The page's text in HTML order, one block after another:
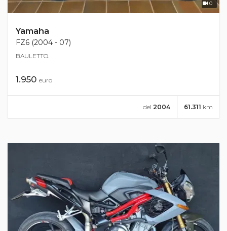
0
Yamaha
FZ6 (2004 - 07)
BAULETTO.
1.950 euro
61.311 km
del 2004